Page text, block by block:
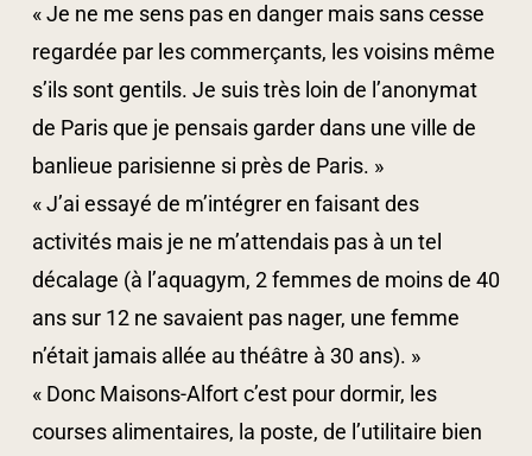
« Je ne me sens pas en danger mais sans cesse
regardée par les commerçants, les voisins même
s’ils sont gentils. Je suis très loin de l’anonymat
de Paris que je pensais garder dans une ville de
banlieue parisienne si près de Paris. »
« J’ai essayé de m’intégrer en faisant des
activités mais je ne m’attendais pas à un tel
décalage (à l’aquagym, 2 femmes de moins de 40
ans sur 12 ne savaient pas nager, une femme
n’était jamais allée au théâtre à 30 ans). »
« Donc Maisons-Alfort c’est pour dormir, les
courses alimentaires, la poste, de l’utilitaire bien